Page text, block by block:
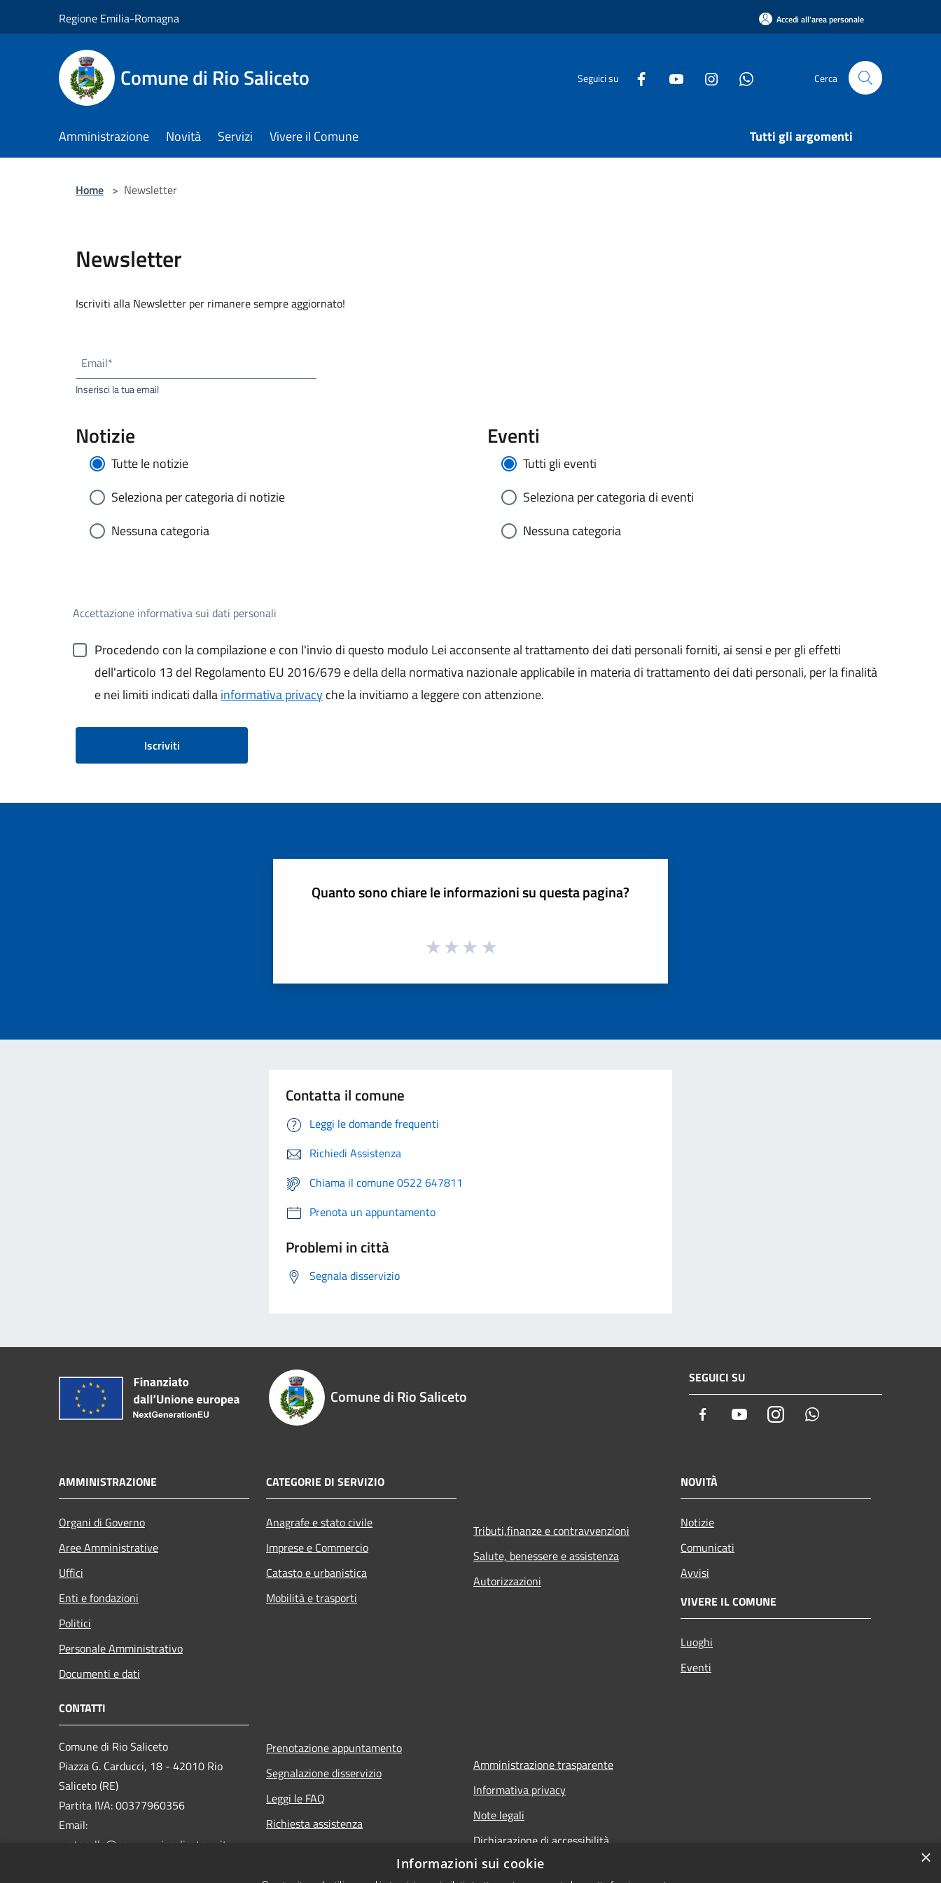
Regione Emilia-Romagna Accedi all'area personale
Comune di Rio Saliceto Seguici su Cerca
Amministrazione Novità Servizi Vivere il Comune Tutti gli argomenti
Home > Newsletter
Newsletter
Iscriviti alla Newsletter per rimanere sempre aggiornato!
Email*
Inserisci la tua email
Notizie
Tutte le notizie
Seleziona per categoria di notizie
Nessuna categoria
Eventi
Tutti gli eventi
Seleziona per categoria di eventi
Nessuna categoria
Accettazione informativa sui dati personali
Procedendo con la compilazione e con l'invio di questo modulo Lei acconsente al trattamento dei dati personali forniti, ai sensi e per gli effetti
dell'articolo 13 del Regolamento EU 2016/679 e della della normativa nazionale applicabile in materia di trattamento dei dati personali, per la finalità
e nei limiti indicati dallainformativa privacyche la invitiamo a leggere con attenzione.
Quanto sono chiare le informazioni su questa pagina?
Contatta il comune
Leggi le domande frequenti
Richiedi Assistenza
Chiama il comune 0522 647811
Prenota un appuntamento
Problemi in città
Segnala disservizio
Comune di Rio Saliceto
SEGUICI SU
Facebook YoutubeInstagram
AMMINISTRAZIONE
Organi di Governo
Aree Amministrative
Uffici
Enti e fondazioni
Politici
Personale Amministrativo
Documenti e dati
CATEGORIE DI SERVIZIO
Anagrafe e stato civile
Imprese e Commercio
Catasto e urbanistica
Mobilità e trasporti
Tributi,finanze e contravvenzioni
Salute, benessere e assistenza
Autorizzazioni
NOVITÀ
Notizie
Comunicati
Avvisi
VIVERE IL COMUNE
Luoghi
Eventi
CONTATTI
Comune di Rio Saliceto
Piazza G. Carducci, 18 - 42010 Rio
Saliceto (RE)
Partita IVA: 00377960356
Email:
protocollo@comune.riosaliceto.re.it
Prenotazione appuntamento
Segnalazione disservizio
Leggi le FAQ
Richiesta assistenza
Amministrazione trasparente
Informativa privacy
Note legali
Dichiarazione di accessibilità
×
Informazioni sui cookie